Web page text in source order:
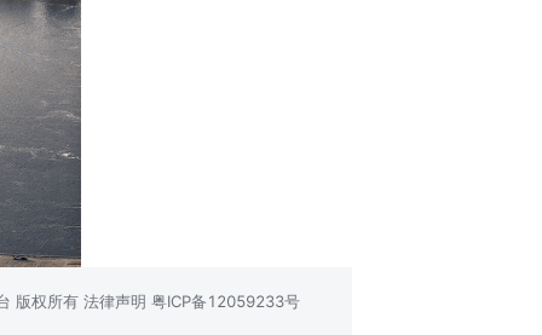
版权所有 法律声明 粤ICP备12059233号